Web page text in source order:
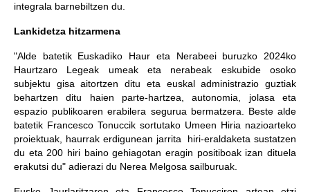
integrala barnebiltzen du.
Lankidetza hitzarmena
"Alde batetik Euskadiko Haur eta Nerabeei buruzko 2024ko
Haurtzaro Legeak umeak eta nerabeak eskubide osoko
subjektu gisa aitortzen ditu eta euskal administrazio guztiak
behartzen ditu haien parte-hartzea, autonomia, jolasa eta
espazio publikoaren erabilera segurua bermatzera. Beste alde
batetik Francesco Tonuccik sortutako Umeen Hiria nazioarteko
proiektuak, haurrak erdigunean jarrita hiri-eraldaketa sustatzen
du eta 200 hiri baino gehiagotan eragin positiboak izan dituela
erakutsi du" adierazi du Nerea Melgosa sailburuak.